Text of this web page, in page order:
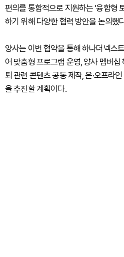
편의를 통합적으로 지원하는 ‘융합형
하기 위해 다양한 협력 방안을 논의했
양사는 이번 협약을 통해 하나더넥스
어 맞춤형 프로그램 운영, 양사 멤버
퇴 관련 콘텐츠 공동 제작, 온·오프라
을 추진할 계획이다.